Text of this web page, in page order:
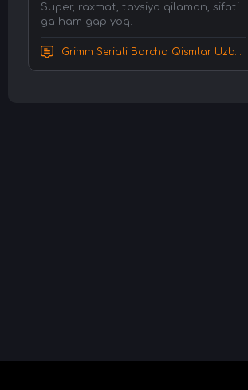
Super, raxmat, tavsiya qilaman, sifati
ga ham gap yoq.
Grimm Seriali Barcha Qismlar Uzbek tilida Tarjima serial HD Skachat